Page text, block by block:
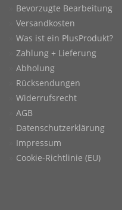
Bevorzugte Bearbeitung
Versandkosten
Was ist ein PlusProdukt?
Zahlung + Lieferung
Abholung
Rücksendungen
Widerrufsrecht
AGB
Datenschutzerklärung
Impressum
Cookie-Richtlinie (EU)